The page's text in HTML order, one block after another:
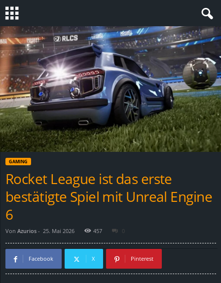
S
e
v
n
GAMING
Rocket League ist das erste
bestätigte Spiel mit Unreal Engine
6
Von Azurios - 25. Mai 2026 457 0
Facebook X Pinterest